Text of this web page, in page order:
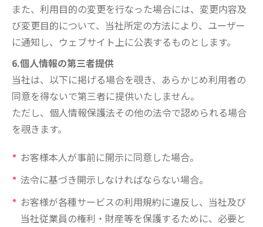
また、利用目的の変更を行なった場合には、変更内容及
び変更目的について、当社所定の方法により、ユーザー
に通知し、ウェブサイト上に公表するものとします。
6.個人情報の第三者提供
当社は、以下に掲げる場合を覗き、あらかじめ利用者の
同意を得ないで第三者に提供いたしません。
ただし、個人情報保護法その他の法令で認められる場合
を覗きます。
お客様本人が事前に開示に同意した場合。
法令に基づき開示しなければならない場合。
お客様が各種サービスの利用規約に違反し、当社及び
当社従業員の権利・財産等を保護するために、必要と